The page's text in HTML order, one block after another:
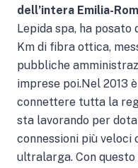
dell’intera Emilia-
Lepida spa, ha
Km di fibra ottica,
pubbliche
imprese poi.Nel 2013
connettere tutta la
sta lavorando per
connessioni più veloci
ultralarga. Con